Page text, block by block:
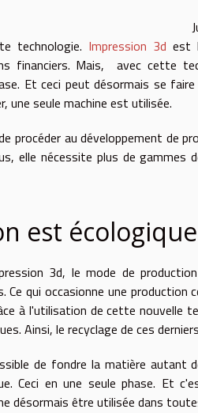
technologie. Impression 3d est
financiers. Mais, avec cette
Et ceci peut désormais se
une seule machine est utilisée.
procéder au développement de
elle nécessite plus de
est écologique
3d, le mode de
Ce qui occasionne une
à l'utilisation de cette nouvelle
Ainsi, le recyclage de ces
de fondre la matière autant
Ceci en une seule phase. Et
désormais être utilisée dans